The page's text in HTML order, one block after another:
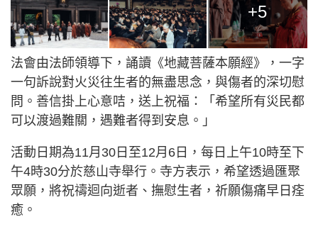
+5
法會由法師領導下，誦讀《地藏菩薩本願經》，一字
一句訴說對火災往生者的無盡思念，與傷者的深切慰
問。善信掛上心意咭，送上祝福：「希望所有災民都
可以渡過難關，遇難者得到安息。」
活動日期為11月30日至12月6日，每日上午10時至下
午4時30分於慈山寺舉行。寺方表示，希望透過匯聚
眾願，將祝禱迴向逝者、撫慰生者，祈願傷痛早日痊
癒。